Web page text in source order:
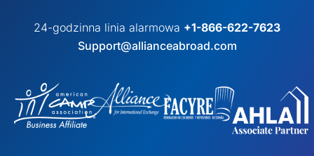
24-godzinna linia alarmowa +1-866-622-7623
Support@allianceabroad.com